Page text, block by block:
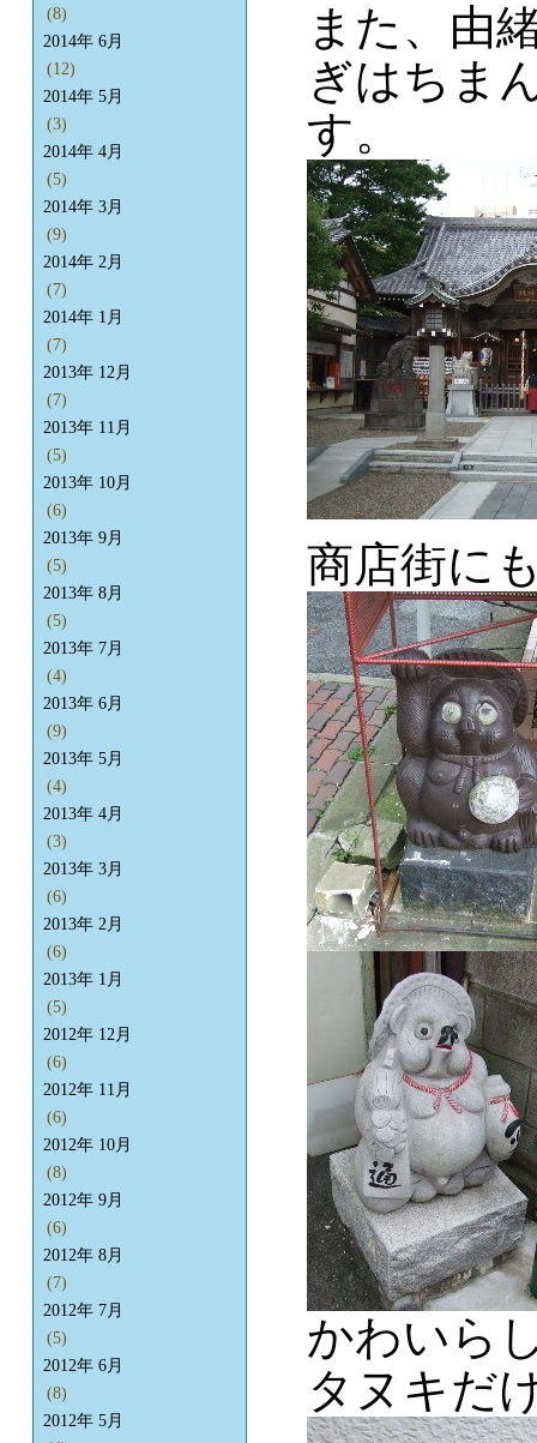
また、由
ぎはちま
す。
商店街に
かわいら
タヌキだ
(8)
2014年 6月
(12)
2014年 5月
(3)
2014年 4月
(5)
2014年 3月
(9)
2014年 2月
(7)
2014年 1月
(7)
2013年 12月
(7)
2013年 11月
(5)
2013年 10月
(6)
2013年 9月
(5)
2013年 8月
(5)
2013年 7月
(4)
2013年 6月
(9)
2013年 5月
(4)
2013年 4月
(3)
2013年 3月
(6)
2013年 2月
(6)
2013年 1月
(5)
2012年 12月
(6)
2012年 11月
(6)
2012年 10月
(8)
2012年 9月
(6)
2012年 8月
(7)
2012年 7月
(5)
2012年 6月
(8)
2012年 5月